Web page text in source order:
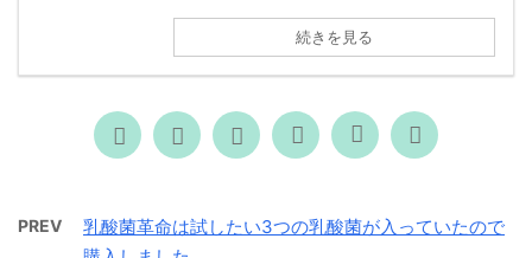
続きを見る
PREV
乳酸菌革命は試したい3つの乳酸菌が入っていたので